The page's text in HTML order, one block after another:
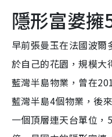
隱形富婆
早前張曼玉在法國波爾
於自己的花園，規模大
藍灣半島物業，曾在
藍灣半島4個物業，後
一個頂層連天台單位